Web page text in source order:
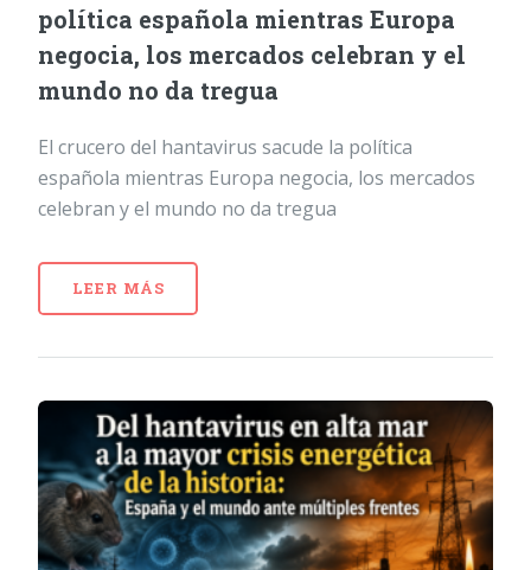
política española mientras Europa
negocia, los mercados celebran y el
mundo no da tregua
El crucero del hantavirus sacude la política
española mientras Europa negocia, los mercados
celebran y el mundo no da tregua
LEER MÁS